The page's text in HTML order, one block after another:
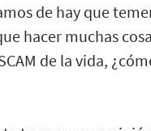
de hay que
hacer muchas
de la vida,